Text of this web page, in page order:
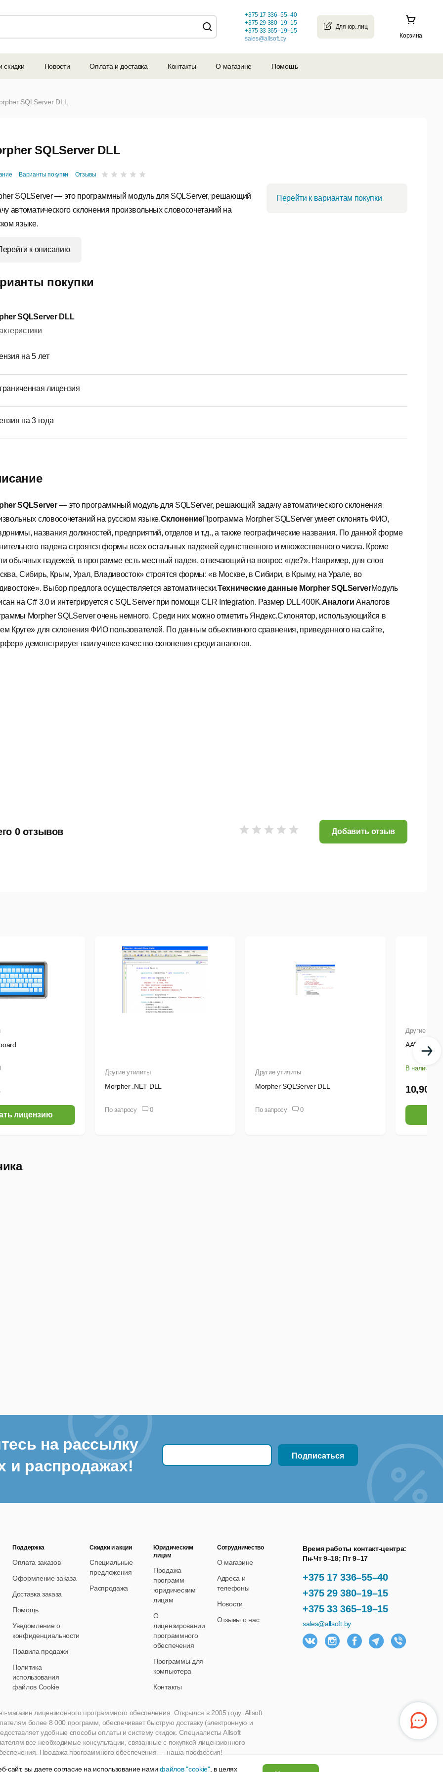
Корзина
+375 17 336–55–40
+375 29 380–19–15
+375 33 365–19–15
sales@allsoft.by
скидки Новости Оплата и доставка Контакты О магазине Помощь
SQLServer DLL
SQLServer DLL
Варианты покупки Отзывы
SQLServer — это программный модуль для SQLServer, решающий
автоматического склонения произвольных словосочетаний на
языке.
к описанию
Перейти к вариантам покупки
SQLServer— это программный модуль для SQLServer, решающий задачу автоматического склонения
словосочетаний на русском языке.СклонениеПрограмма Morpher SQLServer умеет склонять ФИО,
названия должностей, предприятий, отделов и т.д., а также географические названия. По данной форме
падежа строятся формы всех остальных падежей единственного и множественного числа. Кроме
обычных падежей, в программе есть местный падеж, отвечающий на вопрос «где?». Например, для слов
Сибирь, Крым, Урал, Владивосток» строятся формы: «в Москве, в Сибири, в Крыму, на Урале, во
Выбор предлога осуществляется автоматически.Технические данные Morpher SQLServerМодуль
на C# 3.0 и интегрируется с SQL Server при помощи CLR Integration. Размер DLL 400K.АналогиАналогов
Morpher SQLServer очень немного. Среди них можно отметить Яндекс.Склонятор, использующийся в
Круге» для склонения ФИО пользователей. По данным объективного сравнения, приведенного на сайте,
демонстрирует наилучшее качество склонения среди аналогов.
покупки
SQLServer DLL
на 5 лет
лицензия
на 3 года
0 отзывов Добавить отзыв
лицензию
Другие утилиты
Morpher .NET DLL
По запросу 0
Другие утилиты
Morpher SQLServer DLL
По запросу 0
Другие
AAP
В наличии
10,90
на рассылку
и распродажах!
+375 17 336–55–40
+375 29 380–19–15
+375 33 365–19–15
Время работы контакт-центра:
Пн-Чт 9–18; Пт 9–17
sales@allsoft.by
Поддержка
Оплата заказов
Оформление заказа
Доставка заказа
Помощь
Уведомление о
конфиденциальности
Правила продажи
Политика
использования
файлов Cookie
Скидки и акции
Специальные
предложения
Распродажа
Юридическим
лицам
Продажа
программ
юридическим
лицам
О
лицензировании
программного
обеспечения
Программы для
компьютера
Контакты
Сотрудничество
О магазине
Адреса и
телефоны
Новости
Отзывы о нас
магазин лицензионного программного обеспечения. Открылся в 2005 году. Allsoft
более 8 000 программ, обеспечивает быструю доставку (электронную и
удобные способы оплаты и систему скидок. Специалисты Allsoft
все необходимые консультации, связанные с покупкой лицензионного
Продажа программного обеспечения — наша профессия!
сайт, вы даете согласие на использование намифайлов "cookie", в целях